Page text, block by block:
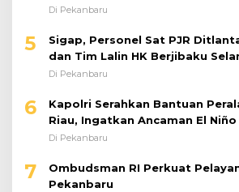
Puskessos
Di Pekanbaru
5
Sigap, Personel Sat PJR
dan Tim Lalin HK Berjibaku
Kecelakaan di Tol
Di Pekanbaru
6
Kapolri Serahkan Bantuan
Riau, Ingatkan Ancaman El Niño
Prioritaskan Pencegahan
Di Pekanbaru
7
Ombudsman RI Perkuat
Pekanbaru